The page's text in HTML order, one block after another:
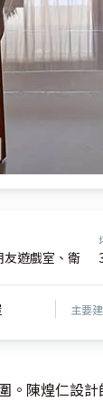
友遊戲室、衛
主要
。陳煌仁設